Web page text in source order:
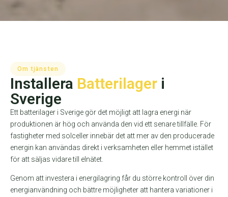
Om tjänsten
Installera Batterilager i
Sverige
Ett batterilager i Sverige gör det möjligt att lagra energi när
produktionen är hög och använda den vid ett senare tillfälle. För
fastigheter med solceller innebär det att mer av den producerade
energin kan användas direkt i verksamheten eller hemmet istället
för att säljas vidare till elnätet.
Genom att investera i energilagring får du större kontroll över din
energianvändning och bättre möjligheter att hantera variationer i